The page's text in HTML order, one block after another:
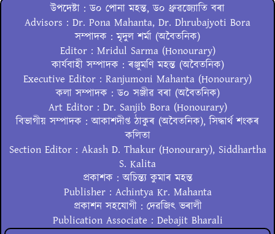
উপদেষ্টা : ড০ পোনা মহন্ত, ড০ ধ্ৰুৱজ্যোতি বৰা
Advisors : Dr. Pona Mahanta, Dr. Dhrubajyoti Bora
সম্পাদক : মৃদুল শৰ্মা (অবৈতনিক)
Editor : Mridul Sarma (Honourary)
কাৰ্যবাহী সম্পাদক : ৰঞ্জুমণি মহন্ত (অবৈতনিক)
Executive Editor : Ranjumoni Mahanta (Honourary)
কলা সম্পাদক : ড০ সঞ্জীৱ বৰা (অবৈতনিক)
Art Editor : Dr. Sanjib Bora (Honourary)
বিভাগীয় সম্পাদক : আকাশদীপ্ত ঠাকুৰ (অবৈতনিক), সিদ্ধাৰ্থ শংকৰ
কলিতা
Section Editor : Akash D. Thakur (Honourary), Siddhartha
S. Kalita
প্ৰকাশক : অচিন্ত্য কুমাৰ মহন্ত
Publisher : Achintya Kr. Mahanta
প্ৰকাশন সহযোগী : দেৱজিৎ ভৰালী
Publication Associate : Debajit Bharali